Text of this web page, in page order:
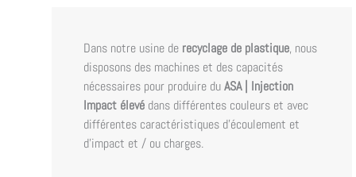
Dans notre usine de recyclage de plastique, nous
disposons des machines et des capacités
nécessaires pour produire duASA | Injection
Impact élevé dans différentes couleurs et avec
différentes caractéristiques d'écoulement et
d'impact et / ou charges.